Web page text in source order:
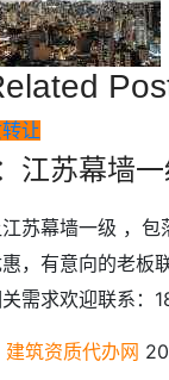
让
江苏幕墙一
苏幕墙一级 ，包
，有意向的老板
需求欢迎联系：
建筑资质代办网